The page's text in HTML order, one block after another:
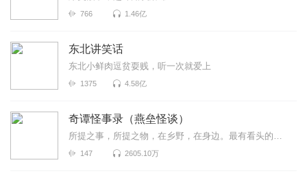
766 1.46亿
东北讲笑话
东北小鲜肉逗贫耍贱，听一次就爱上
1375 4.58亿
奇谭怪事录（燕垒怪谈）
所提之事，所提之物，在乡野，在身边。最有看头的志怪小说，你没听过的奇谭怪事。原著：燕垒生
147 2605.10万